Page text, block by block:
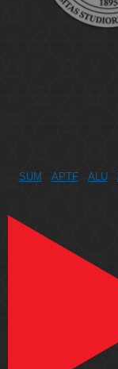
SUM APTF ALU